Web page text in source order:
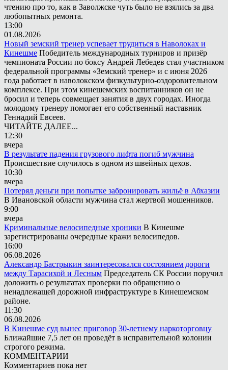
чтению про то, как в Заволжске чуть было не взялись за два
любопытных ремонта.
13:00
01.08.2026
Новый земский тренер успевает трудиться в Наволоках и
Кинешме Победитель международных турниров и призёр
чемпионата России по боксу Андрей Лебедев стал участником
федеральной программы «Земский тренер» и с июня 2026
года работает в наволокском физкультурно-оздоровительном
комплексе. При этом кинешемских воспитанников он не
бросил и теперь совмещает занятия в двух городах. Иногда
молодому тренеру помогает его собственный наставник
Геннадий Евсеев.
ЧИТАЙТЕ ДАЛЕЕ...
12:30
вчера
В результате падения грузового лифта погиб мужчина
Происшествие случилось в одном из швейных цехов.
10:30
вчера
Потерял деньги при попытке забронировать жильё в Абхазии
В Ивановской области мужчина стал жертвой мошенников.
9:00
вчера
Криминальные велосипедные хроники В Кинешме
зарегистрированы очередные кражи велосипедов.
16:00
06.08.2026
Александр Бастрыкин заинтересовался состоянием дороги
между Тарасихой и Лесным Председатель СК России поручил
доложить о результатах проверки по обращению о
ненадлежащей дорожной инфраструктуре в Кинешемском
районе.
11:30
06.08.2026
В Кинешме суд вынес приговор 30-летнему наркоторговцу
Ближайшие 7,5 лет он проведёт в исправительной колонии
строгого режима.
КОММЕНТАРИИ
Комментариев пока нет